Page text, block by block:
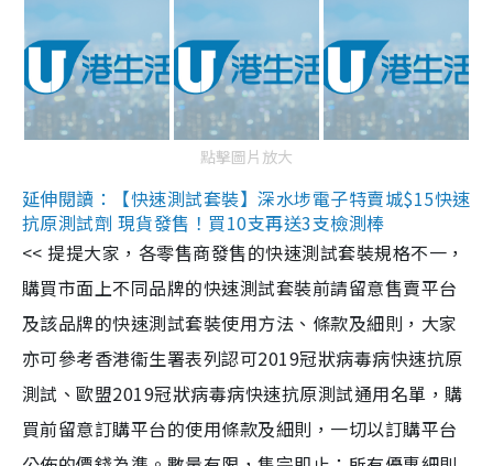
點擊圖片放大
延伸閱讀：【快速測試套裝】深水埗電子特賣城$15快速
抗原測試劑 現貨發售！買10支再送3支檢測棒
<< 提提大家，各零售商發售的快速測試套裝規格不一，
購買市面上不同品牌的快速測試套裝前請留意售賣平台
及該品牌的快速測試套裝使用方法、條款及細則，大家
亦可參考香港衞生署表列認可2019冠狀病毒病快速抗原
測試、歐盟2019冠狀病毒病快速抗原測試通用名單，購
買前留意訂購平台的使用條款及細則，一切以訂購平台